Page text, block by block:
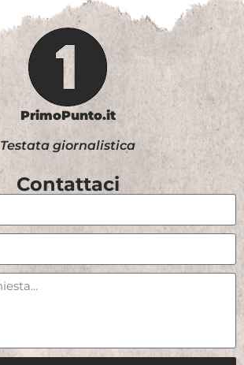
PrimoPunto.it
Testata giornalistica
Contattaci